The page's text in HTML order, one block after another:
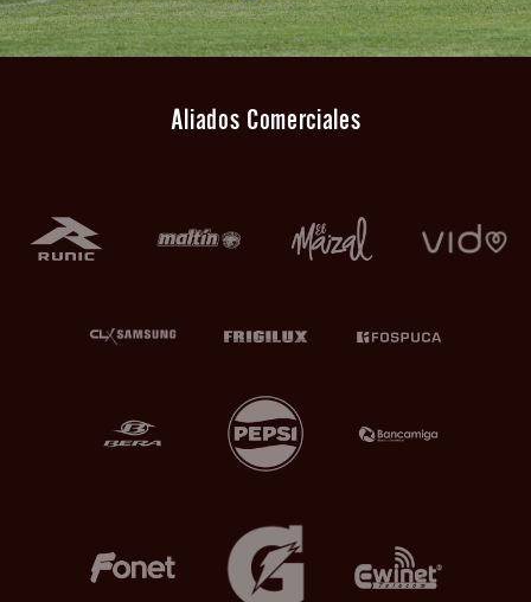
Aliados Comerciales